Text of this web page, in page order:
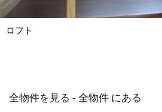
ロフト
全物件を見る - 全物件 にある